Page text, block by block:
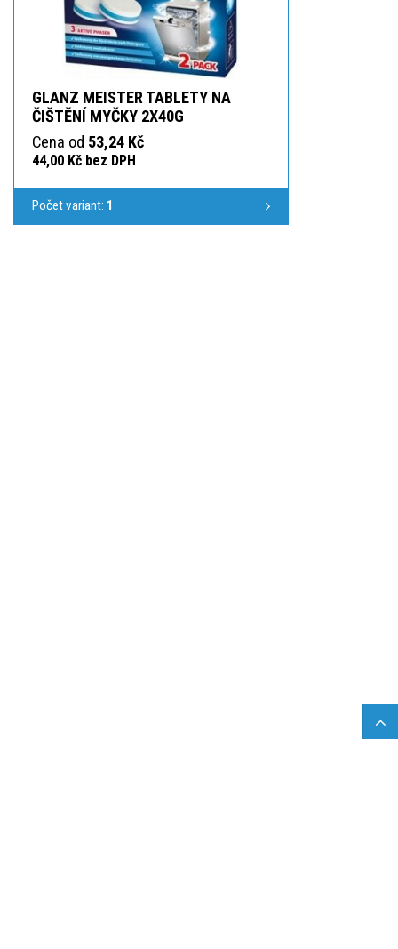
GLANZ MEISTER TABLETY NA
ČIŠTĚNÍ MYČKY 2X40G
Cena od 53,24 Kč
44,00 Kč bez DPH
Počet variant: 1